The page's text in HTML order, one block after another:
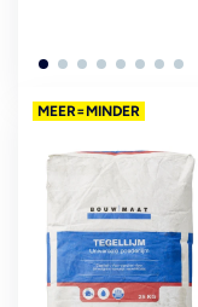
MEER=MINDER